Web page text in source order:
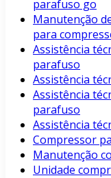
parafuso go
Manutenção
para
Assistência
parafuso
Assistência
Assistência
parafuso
Assistência
Compressor
Manutenção
Unidade